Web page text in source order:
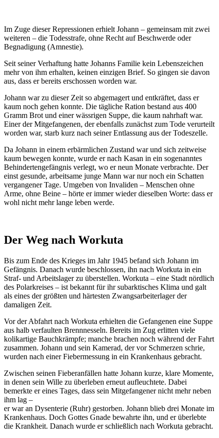
Im Zuge dieser Repressionen erhielt Johann – gemeinsam mit zwei
weiteren – die Todesstrafe, ohne Recht auf Beschwerde oder
Begnadigung (Amnestie).
Seit seiner Verhaftung hatte Johanns Familie kein Lebenszeichen
mehr von ihm erhalten, keinen einzigen Brief. So gingen sie davon
aus, dass er bereits erschossen worden war.
Johann war zu dieser Zeit so abgemagert und entkräftet, dass er
kaum noch gehen konnte. Die tägliche Ration bestand aus 400
Gramm Brot und einer wässrigen Suppe, die kaum nahrhaft war.
Einer der Mitgefangenen, der ebenfalls zunächst zum Tode verurteilt
worden war, starb kurz nach seiner Entlassung aus der Todeszelle.
Da Johann in einem erbärmlichen Zustand war und sich zeitweise
kaum bewegen konnte, wurde er nach Kasan in ein sogenanntes
Behindertengefängnis verlegt, wo er neun Monate verbrachte. Der
einst gesunde, arbeitsame junge Mann war nur noch ein Schatten
vergangener Tage. Umgeben von Invaliden – Menschen ohne
Arme, ohne Beine – hörte er immer wieder dieselben Worte: dass er
wohl nicht mehr lange leben werde.
Der Weg nach Workuta
Bis zum Ende des Krieges im Jahr 1945 befand sich Johann im
Gefängnis. Danach wurde beschlossen, ihn nach Workuta in ein
Straf- und Arbeitslager zu überstellen. Workuta – eine Stadt nördlich
des Polarkreises – ist bekannt für ihr subarktisches Klima und galt
als eines der größten und härtesten Zwangsarbeiterlager der
damaligen Zeit.
Vor der Abfahrt nach Workuta erhielten die Gefangenen eine Suppe
aus halb verfaulten Brennnesseln. Bereits im Zug erlitten viele
kolikartige Bauchkrämpfe; manche brachen noch während der Fahrt
zusammen. Johann und sein Kamerad, der vor Schmerzen schrie,
wurden nach einer Fiebermessung in ein Krankenhaus gebracht.
Zwischen seinen Fieberanfällen hatte Johann kurze, klare Momente,
in denen sein Wille zu überleben erneut aufleuchtete. Dabei
bemerkte er eines Tages, dass sein Mitgefangener nicht mehr neben
ihm lag –
er war an Dysenterie (Ruhr) gestorben. Johann blieb drei Monate im
Krankenhaus. Doch Gottes Gnade bewahrte ihn, und er überlebte
die Krankheit. Danach wurde er schließlich nach Workuta gebracht.